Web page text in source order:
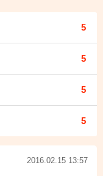
5
5
5
5
2016.02.15 13:57